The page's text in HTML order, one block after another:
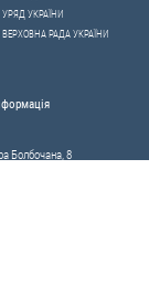
УРЯД УКРАЇНИ
ВЕРХОВНА РАДА УКРАЇНИ
Болбочана, 8